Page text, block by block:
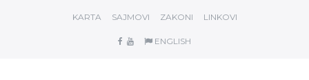
KARTA SAJMOVI ZAKONI LINKOVI
ENGLISH